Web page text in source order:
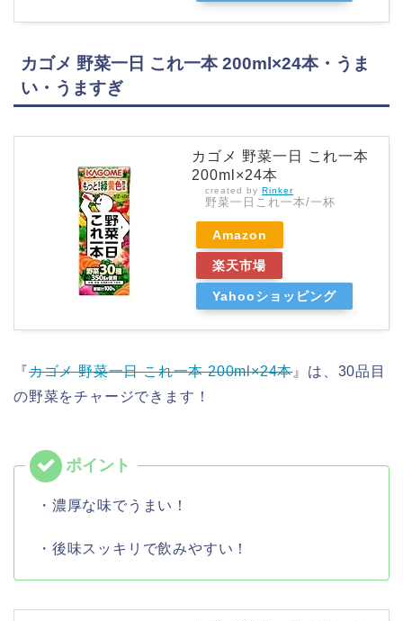
カゴメ 野菜一日 これ一本 200ml×24本・うま
い・うますぎ
カゴメ 野菜一日 これ一本
200ml×24本
created by Rinker
野菜一日これ一本/一杯
Amazon
楽天市場
Yahooショッピング
『カゴメ 野菜一日 これ一本 200ml×24本』は、30品目
の野菜をチャージできます！
・濃厚な味でうまい！
・後味スッキリで飲みやすい！